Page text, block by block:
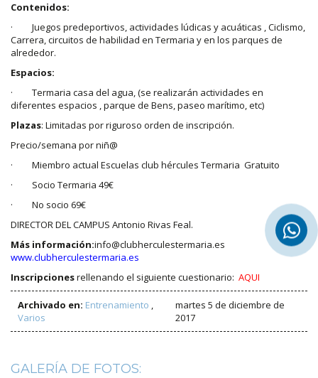
Contenidos:
· Juegos predeportivos, actividades lúdicas y acuáticas , Ciclismo,
Carrera, circuitos de habilidad en Termaria y en los parques de
alrededor.
Espacios:
· Termaria casa del agua, (se realizarán actividades en
diferentes espacios , parque de Bens, paseo marítimo, etc)
Plazas: Limitadas por riguroso orden de inscripción.
Precio/semana por niñ@
· Miembro actual Escuelas club hércules Termaria Gratuito
· Socio Termaria 49€
· No socio 69€
DIRECTOR DEL CAMPUS Antonio Rivas Feal.
Más información:info@clubherculestermaria.es
www.clubherculestermaria.es
Inscripcionesrellenando el siguiente cuestionario: AQUI
Archivado en: Entrenamiento ,
Varios
martes 5 de diciembre de
2017
GALERÍA DE FOTOS: